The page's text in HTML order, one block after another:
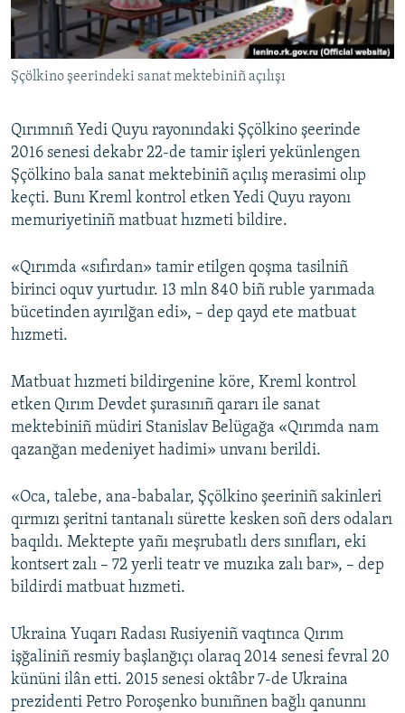
Русский
Українською
RFE/RS bütün saytları
Şçölkino şeerindeki sanat mektebiniñ açılışı
Qırımnıñ Yedi Quyu rayonındaki Şçölkino şeerinde
2016 senesi dekabr 22-de tamir işleri yekünlengen
Şçölkino bala sanat mektebiniñ açılış merasimi olıp
keçti. Bunı Kreml kontrol etken Yedi Quyu rayonı
memuriyetiniñ matbuat hızmeti bildire.
«Qırımda «sıfırdan» tamir etilgen qoşma tasilniñ
birinci oquv yurtudır. 13 mln 840 biñ ruble yarımada
bücetinden ayırılğan edi», – dep qayd ete matbuat
hızmeti.
Matbuat hızmeti bildirgenine köre, Kreml kontrol
etken Qırım Devdet şurasınıñ qararı ile sanat
mektebiniñ müdiri Stanislav Belügağa «Qırımda nam
qazanğan medeniyet hadimi» unvanı berildi.
«Oca, talebe, ana-babalar, Şçölkino şeeriniñ sakinleri
qırmızı şeritni tantanalı sürette kesken soñ ders odaları
baqıldı. Mektepte yañı meşrubatlı ders sınıfları, eki
kontsert zalı – 72 yerli teatr ve muzıka zalı bar», – dep
bildirdi matbuat hızmeti.
Ukraina Yuqarı Radası Rusiyeniñ vaqtınca Qırım
işğaliniñ resmiy başlanğıçı olaraq 2014 senesi fevral 20
kününi ilân etti. 2015 senesi oktâbr 7-de Ukraina
prezidenti Petro Poroşenko bunıñnen bağlı qanunnı